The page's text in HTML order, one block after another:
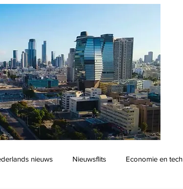
nieuws Nieuwsflits Economie en tech